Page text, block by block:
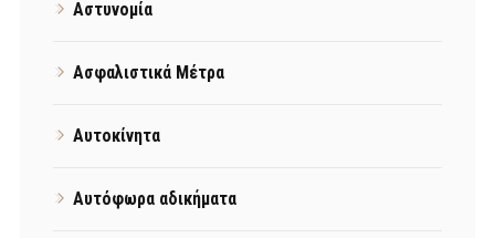
Αστυνομία
Ασφαλιστικά Μέτρα
Αυτοκίνητα
Αυτόφωρα αδικήματα